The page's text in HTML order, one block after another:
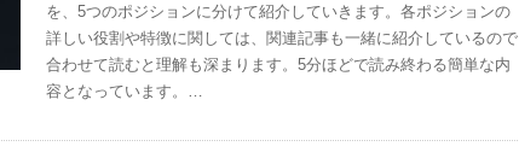
を、5つのポジションに分けて紹介していきます。各ポジションの
詳しい役割や特徴に関しては、関連記事も一緒に紹介しているので
合わせて読むと理解も深まります。5分ほどで読み終わる簡単な内
容となっています。…